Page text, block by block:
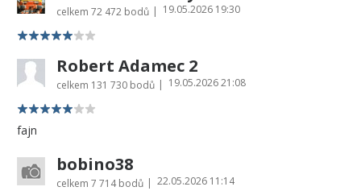
celkem 72 472 bodů | 19.05.2026 19:30
Robert Adamec 2
celkem 131 730 bodů | 19.05.2026 21:08
fajn
bobino38
celkem 7 714 bodů | 22.05.2026 11:14